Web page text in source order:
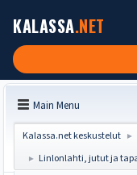
KALASSA.NET
Main Menu
Kalassa.net keskustelut ►
► Linlonlahti, jutut ja